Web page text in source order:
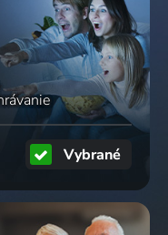
Vybrané